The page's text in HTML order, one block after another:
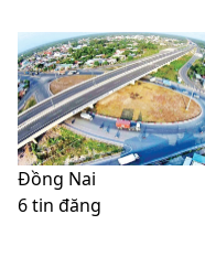
Đồng Nai
6 tin đăng